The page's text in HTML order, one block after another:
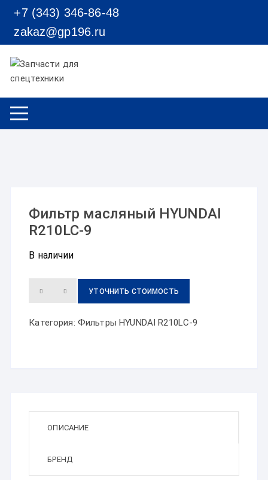
Перейти к содержимому
+7 (343) 346-86-48
zakaz@gp196.ru
Фильтр масляный HYUNDAI
R210LC-9
В наличии
УТОЧНИТЬ СТОИМОСТЬ
Категория: Фильтры HYUNDAI R210LC-9
ОПИСАНИЕ
БРЕНД